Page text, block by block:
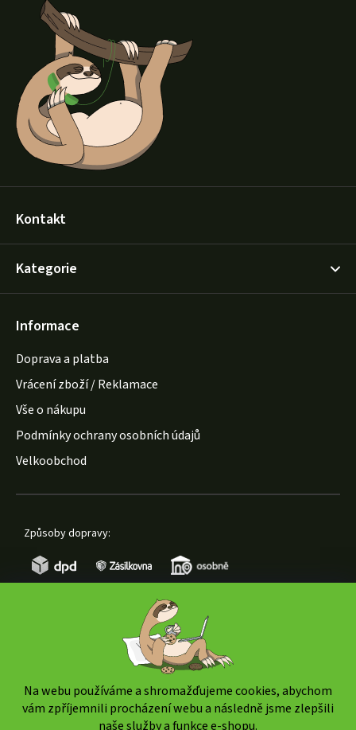
Na webu používáme a shromažďujeme cookies, abychom
vám zpříjemnili procházení webu a následně jsme zlepšili
naše služby a funkce e-shopu.
Kontakt
Kategorie
Informace
Doprava a platba
Vrácení zboží / Reklamace
Vše o nákupu
Podmínky ochrany osobních údajů
Velkoobchod
Způsoby dopravy: